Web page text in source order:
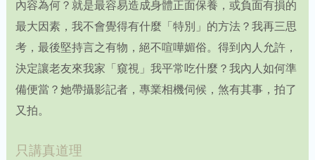
內容為何？就是最容易造成身體正面保養，或負面有損的
最大因素，我不會覺得有什麼「特別」的方法？我再三思
考，最後堅持言之有物，絕不喧嘩媚俗。得到內人允許，
決定讓老友來我家「窺視」我平常吃什麼？我內人如何準
備便當？她帶攝影記者，專業相機伺候，煞有其事，拍了
又拍。
只講真道理